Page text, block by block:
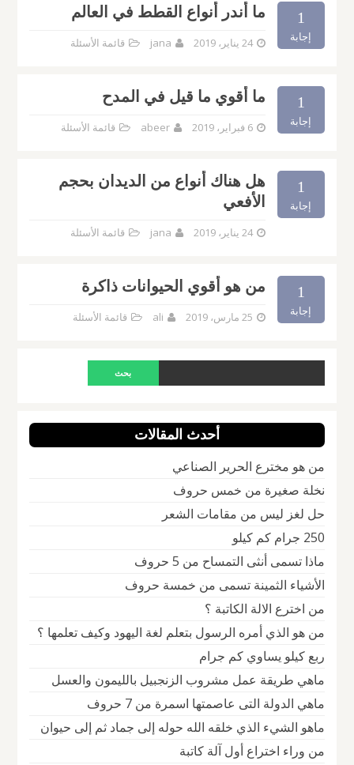
1
إجابة
ما أندر أنواع القطط في العالم
24 يناير، 2019 jana قائمة الأسئلة
1
إجابة
ما أقوي ما قيل في المدح
6 فبراير، 2019 abeer قائمة الأسئلة
1
إجابة
هل هناك أنواع من الديدان بحجم
الأفعي
24 يناير، 2019 jana قائمة الأسئلة
1
إجابة
من هو أقوي الحيوانات ذاكرة
25 مارس، 2019 ali قائمة الأسئلة
أحدث المقالات
من هو مخترع الحرير الصناعي
نخلة صغيرة من خمس حروف
حل لغز ليس من مقامات الشعر
250 جرام كم كيلو
ماذا تسمى أنثى التمساح من 5 حروف
الأشياء الثمينة تسمى من خمسة حروف
من اخترع الالة الكاتبة ؟
من هو الذي أمره الرسول بتعلم لغة اليهود وكيف تعلمها ؟
ربع كيلو يساوي كم جرام
ماهي طريقة عمل مشروب الزنجبيل بالليمون والعسل
ماهي الدولة التى عاصمتها اسمرة من 7 حروف
ماهو الشيء الذي خلقه الله حوله إلى جماد ثم إلى حيوان
من وراء اختراع أول آلة كاتبة